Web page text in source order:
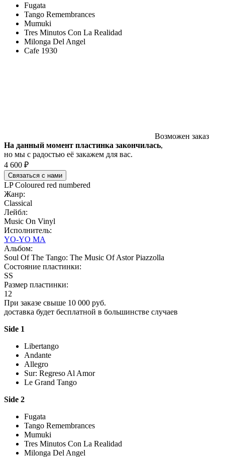
Fugata
Tango Remembrances
Mumuki
Tres Minutos Con La Realidad
Milonga Del Angel
Cafe 1930
Возможен заказ
На данный момент пластинка закончилась,
но мы с радостью её закажем для вас.
4 600 ₽
Связаться с нами
LP Coloured red numbered
Жанр:
Classical
Лейбл:
Music On Vinyl
Исполнитель:
YO-YO MA
Альбом:
Soul Of The Tango: The Music Of Astor Piazzolla
Состояние пластинки:
SS
Размер пластинки:
12
При заказе свыше 10 000 руб.
доставка будет бесплатной в большинстве случаев
Side 1
Libertango
Andante
Allegro
Sur: Regreso Al Amor
Le Grand Tango
Side 2
Fugata
Tango Remembrances
Mumuki
Tres Minutos Con La Realidad
Milonga Del Angel